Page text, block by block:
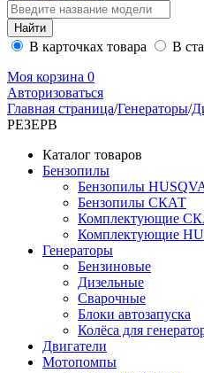
В карточках товара
В
Моя корзина 0
Авторизоваться
Главная страница/Генераторы/
РЕЗЕРВ
Каталог товаров
Бензопилы
Бензопилы
Бензопилы СКАТ
Комплектующие
Комплектующие
Генераторы
Бензиновые
Дизельные
Сварочные
Блоки автозапуска
Колёса для
Двигатели
Мотопомпы